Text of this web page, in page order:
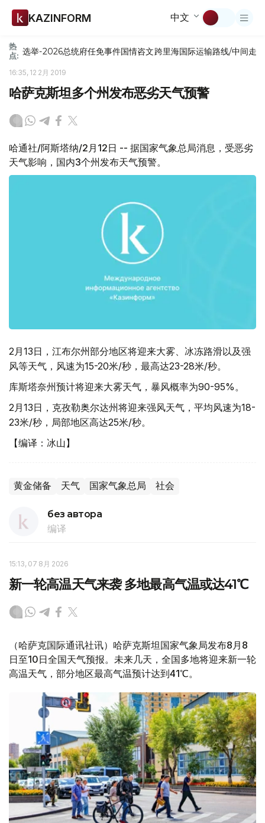
KAZINFORM 中文
热
点: 选举-2026总统府任免事件国情咨文跨里海国际运输路线/中间走廊
16:35, 12 2月 2019
哈萨克斯坦多个州发布恶劣天气预警
哈通社/阿斯塔纳/2月12日 -- 据国家气象总局消息，受恶劣
天气影响，国内3个州发布天气预警。
2月13日，江布尔州部分地区将迎来大雾、冰冻路滑以及强
风等天气，风速为15-20米/秒，最高达23-28米/秒。
库斯塔奈州预计将迎来大雾天气，暴风概率为90-95%。
2月13日，克孜勒奥尔达州将迎来强风天气，平均风速为18-
23米/秒，局部地区高达25米/秒。
【编译：冰山】
黄金储备 天气 国家气象总局 社会
без автора
编译
15:13, 07 8月 2026
新一轮高温天气来袭 多地最高气温或达41℃
（哈萨克国际通讯社讯）哈萨克斯坦国家气象局发布8月8
日至10日全国天气预报。未来几天，全国多地将迎来新一轮
高温天气，部分地区最高气温预计达到41℃。